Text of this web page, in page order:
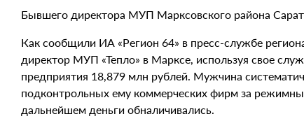
Бывшего директора МУП Марксовского района
Как сообщили ИА «Регион 64» в пресс-службе
директор МУП «Тепло» в Марксе, используя свое
предприятия 18,879 млн рублей. Мужчина
подконтрольных ему коммерческих фирм за
дальнейшем деньги обналичивались.